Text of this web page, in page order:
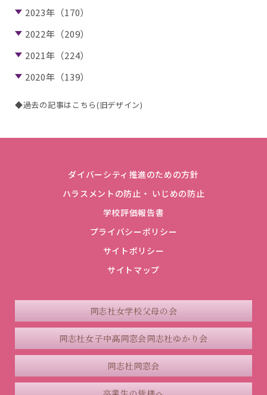
2023年（170）
2022年（209）
2021年（224）
2020年（139）
◆過去の記事はこちら(旧デザイン)
ダイバーシティ推進のための方針
ハラスメントの防止・ いじめの防止
学校評価報告書
プライバシーポリシー
サイトポリシー
サイトマップ
同志社女学校父母の会
同志社女子中高同窓会同志社ゆかり会
同志社同窓会